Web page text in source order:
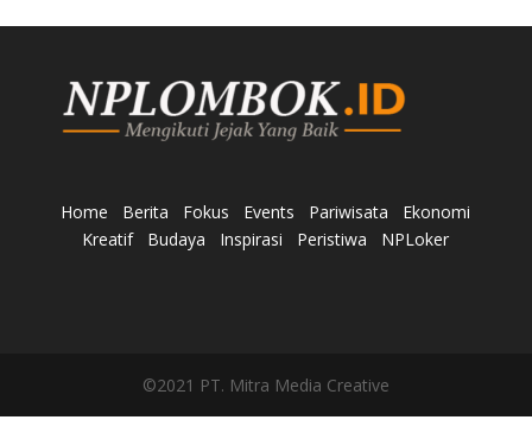
Home Berita Fokus Events Pariwisata
Ekonomi
Kreatif
Budaya Inspirasi Peristiwa NPLoker
©2021 PT. Mitra Media Creative